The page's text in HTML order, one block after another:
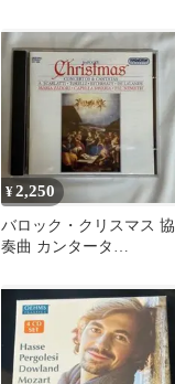
¥2,250
バロック・クリスマス 協
奏曲 カンタータ